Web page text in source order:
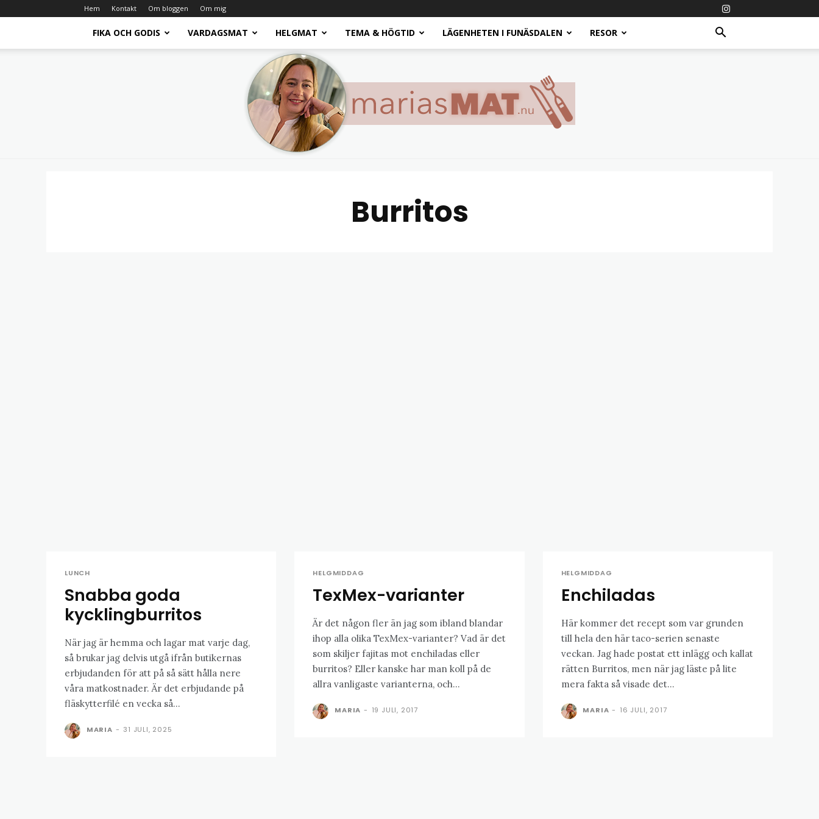
Hem Kontakt Om bloggen Om mig
FIKA OCH GODIS VARDAGSMAT HELGMAT TEMA & HÖGTID LÄGENHETEN I FUNÄSDALEN RESOR
Marias
Burritos
LUNCH
Snabba goda
kycklingburritos
När jag är hemma och lagar mat varje dag,
så brukar jag delvis utgå ifrån butikernas
erbjudanden för att på så sätt hålla nere
våra matkostnader. Är det erbjudande på
fläskytterfilé en vecka så...
MARIA - 31 JULI, 2025
HELGMIDDAG
TexMex-varianter
Är det någon fler än jag som ibland blandar
ihop alla olika TexMex-varianter? Vad är det
som skiljer fajitas mot enchiladas eller
burritos? Eller kanske har man koll på de
allra vanligaste varianterna, och...
MARIA - 19 JULI, 2017
HELGMIDDAG
Enchiladas
Här kommer det recept som var grunden
till hela den här taco-serien senaste
veckan. Jag hade postat ett inlägg och kallat
rätten Burritos, men när jag läste på lite
mera fakta så visade det...
MARIA - 16 JULI, 2017